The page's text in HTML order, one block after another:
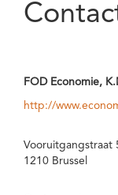
FOD Economie,
http://
Vooruitgangstraat
1210 Brussel